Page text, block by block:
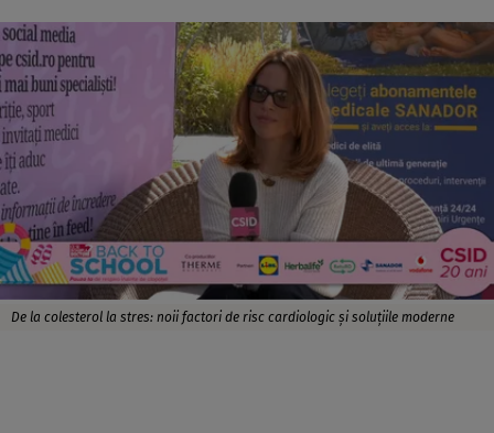
De la colesterol la stres: noii factori de risc cardiologic și soluțiile moderne